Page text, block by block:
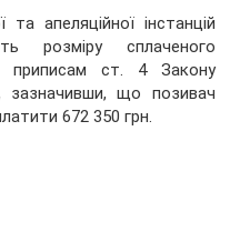
апеляційної інстанцій
розміру сплаченого
приписам ст. 4 Закону
зазначивши, що позивач
672 350 грн.